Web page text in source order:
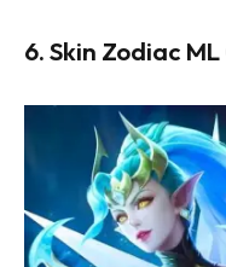
6. Skin Zodiac